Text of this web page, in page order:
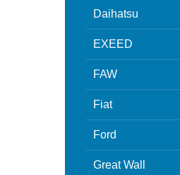
Daihatsu
EXEED
FAW
Fiat
Ford
Great Wall